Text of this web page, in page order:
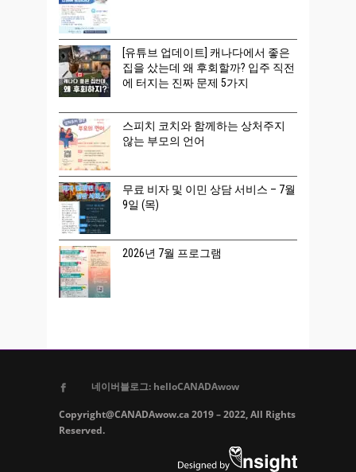
[유튜브 업데이트] 캐나다에서 좋은
집을 샀는데 왜 후회할까? 입주 직전
에 터지는 진짜 문제 5가지
스피치 코치와 함께하는 상처주지
않는 부모의 언어
무료 비자 및 이민 상담 서비스 – 7월
9일 (목)
2026년 7월 프로그램
네이버블로그: helloCANADAwow
Copyright@CANADAwow.ca 2019 – 2022, All Rights
Reserved.